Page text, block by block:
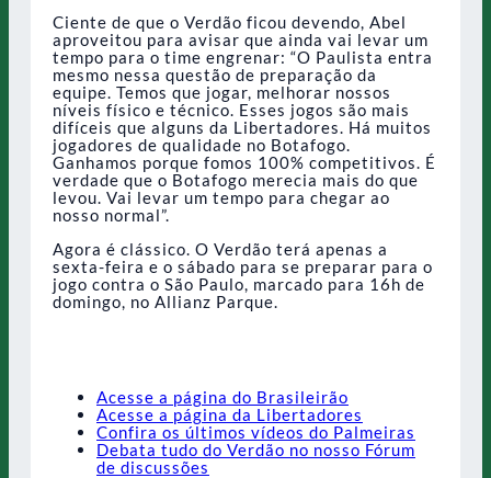
Ciente de que o Verdão ficou devendo, Abel
aproveitou para avisar que ainda vai levar um
tempo para o time engrenar: “O Paulista entra
mesmo nessa questão de preparação da
equipe. Temos que jogar, melhorar nossos
níveis físico e técnico. Esses jogos são mais
difíceis que alguns da Libertadores. Há muitos
jogadores de qualidade no Botafogo.
Ganhamos porque fomos 100% competitivos. É
verdade que o Botafogo merecia mais do que
levou. Vai levar um tempo para chegar ao
nosso normal”.
Agora é clássico. O Verdão terá apenas a
sexta-feira e o sábado para se preparar para o
jogo contra o São Paulo, marcado para 16h de
domingo, no Allianz Parque.
Acesse a página do Brasileirão
Acesse a página da Libertadores
Confira os últimos vídeos do Palmeiras
Debata tudo do Verdão no nosso Fórum
de discussões